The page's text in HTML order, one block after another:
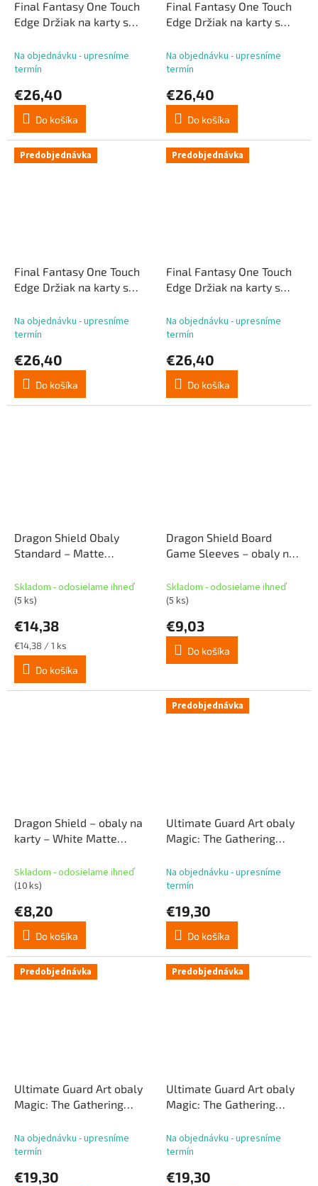
Final Fantasy One Touch
Edge Držiak na karty s
Na objednávku - upresníme
termín
€26,40
Do košíka
Final Fantasy One Touch
Edge Držiak na karty s
Na objednávku - upresníme
termín
€26,40
Do košíka
Predobjednávka
Final Fantasy One Touch
Edge Držiak na karty s
Na objednávku - upresníme
termín
€26,40
Do košíka
Predobjednávka
Final Fantasy One Touch
Edge Držiak na karty s
Na objednávku - upresníme
termín
€26,40
Do košíka
Dragon Shield Obaly
Standard – Matte
Skladom - odosielame ihneď
(5 ks)
€14,38
Jednotková
cena:
€14,38 / 1 ks
Do košíka
Dragon Shield Board
Game Sleeves – obaly na
(100 obalov)
Skladom - odosielame ihneď
(5 ks)
€9,03
Do košíka
Dragon Shield – obaly na
karty – White Matte
ks)
Skladom - odosielame ihneď
(10 ks)
€8,20
Do košíka
Predobjednávka
Ultimate Guard Art obaly
Magic: The Gathering
červená vzácna karta
Na objednávku - upresníme
termín
€19,30
Do košíka
Predobjednávka
Ultimate Guard Art obaly
Magic: The Gathering
viacfarebné vzácne
Na objednávku - upresníme
termín
€19,30
Predobjednávka
Ultimate Guard Art obaly
Magic: The Gathering
viacfarebné mýtické
Na objednávku - upresníme
termín
€19,30